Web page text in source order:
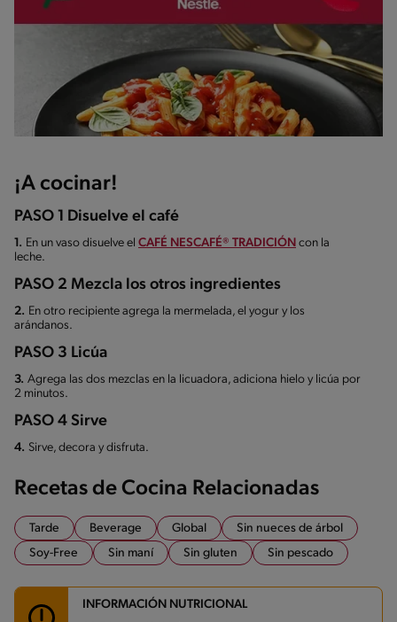
¡A cocinar!
PASO 1 Disuelve el café
1. En un vaso disuelve el CAFÉ NESCAFÉ® TRADICIÓN con la
leche.
PASO 2 Mezcla los otros ingredientes
2. En otro recipiente agrega la mermelada, el yogur y los
arándanos.
PASO 3 Licúa
3. Agrega las dos mezclas en la licuadora, adiciona hielo y licúa por
2 minutos.
PASO 4 Sirve
4. Sirve, decora y disfruta.
Recetas de Cocina Relacionadas
Tarde Beverage Global
Sin nueces de árbol
Soy-Free
Sin maní Sin gluten Sin pescado
INFORMACIÓN NUTRICIONAL